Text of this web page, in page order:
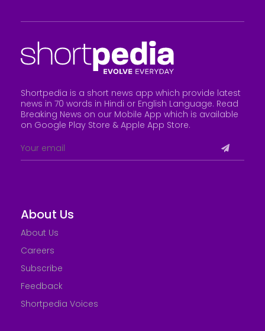
Shortpedia is a short news app which provide latest
news in 70 words in Hindi or English Language. Read
Breaking News on our Mobile App which is available
on Google Play Store & Apple App Store.
About Us
About Us
Careers
Subscribe
Feedback
Shortpedia Voices